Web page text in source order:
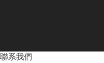
聯系我們